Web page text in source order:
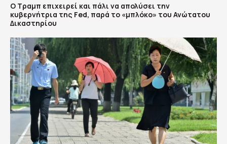
Ο Τραμπ επιχειρεί και πάλι να απολύσει την
κυβερνήτρια της Fed, παρά το «μπλόκο» του Ανώτατου
Δικαστηρίου